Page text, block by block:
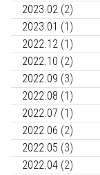
2023.02 (2)
2023.01 (1)
2022.12 (1)
2022.10 (2)
2022.09 (3)
2022.08 (1)
2022.07 (1)
2022.06 (2)
2022.05 (3)
2022.04 (2)